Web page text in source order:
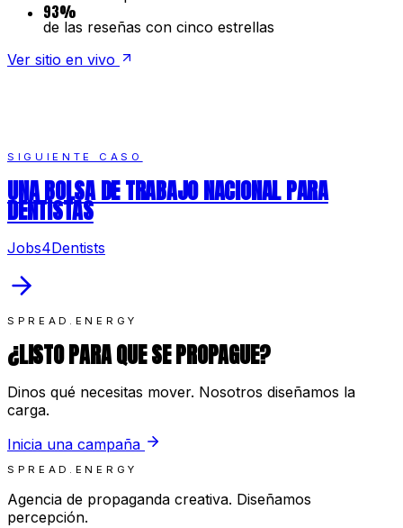
93%
de las reseñas con cinco estrellas
Ver sitio en vivo
SIGUIENTE CASO
UNA BOLSA DE TRABAJO NACIONAL PARA
DENTISTAS
Jobs4Dentists
SPREAD.ENERGY
¿LISTO PARA QUE SE PROPAGUE?
Dinos qué necesitas mover. Nosotros diseñamos la
carga.
Inicia una campaña
SPREAD.ENERGY
Agencia de propaganda creativa. Diseñamos
percepción.